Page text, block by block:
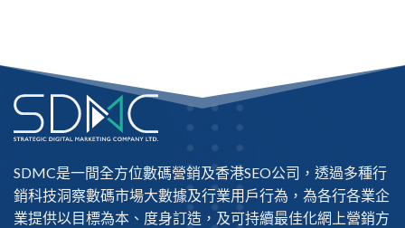
SDMC是一間全方位數碼營銷及香港SEO公司 ，透過多種行
銷科技洞察數碼市場大數據及行業用戶行為，為各行各業企
業提供以目標為本、度身訂造，及可持續最佳化網上營銷方